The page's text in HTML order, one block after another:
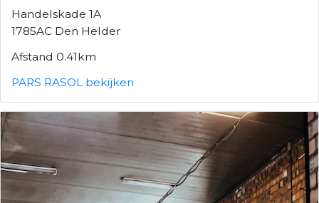
Handelskade 1A
1785AC Den Helder
Afstand 0.41km
PARS RASOL bekijken